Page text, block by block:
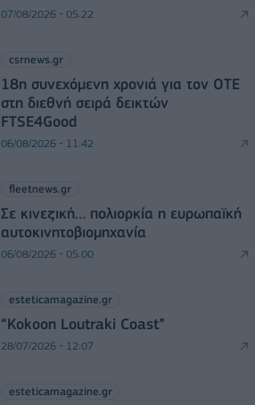
07/08/2026 - 05:22
csrnews.gr
18η συνεχόμενη χρονιά για τον ΟΤΕ
στη διεθνή σειρά δεικτών
FTSE4Good
06/08/2026 - 11:42
fleetnews.gr
Σε κινεζική… πολιορκία η ευρωπαϊκή
αυτοκινητοβιομηχανία
06/08/2026 - 05:00
esteticamagazine.gr
“Kokoon Loutraki Coast”
28/07/2026 - 12:07
esteticamagazine.gr